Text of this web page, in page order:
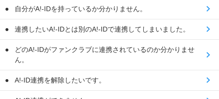
自分がA!-IDを持っているか分かりません。
連携したいA!-IDとは別のA!-IDで連携してしまいました。
どのA!-IDがファンクラブに連携されているのか分かりませ
ん。
A!-ID連携を解除したいです。